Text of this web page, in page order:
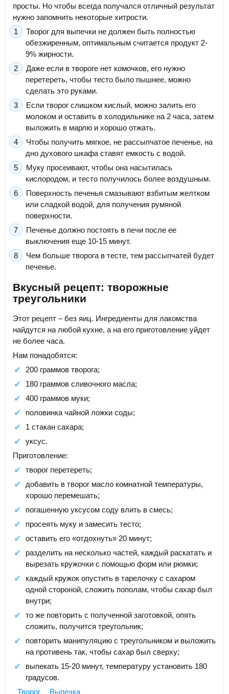
просты. Но чтобы всегда получался отличный результат
нужно запомнить некоторые хитрости.
Творог для выпечки не должен быть полностью
обезжиренным, оптимальным считается продукт 2-
9% жирности.
Даже если в твороге нет комочков, его нужно
перетереть, чтобы тесто было пышнее, можно
сделать это руками.
Если творог слишком кислый, можно залить его
молоком и оставить в холодильнике на 2 часа, затем
выложить в марлю и хорошо отжать.
Чтобы получить мягкое, не рассыпчатое печенье, на
дно духового шкафа ставят емкость с водой.
Муку просеивают, чтобы она насытилась
кислородом, и тесто получилось более воздушным.
Поверхность печенья смазывают взбитым желтком
или сладкой водой, для получения румяной
поверхности.
Печенье должно постоять в печи после ее
выключения еще 10-15 минут.
Чем больше творога в тесте, тем рассыпчатей будет
печенье.
Вкусный рецепт: творожные
треугольники
Этот рецепт – без яиц. Ингредиенты для лакомства
найдутся на любой кухне, а на его приготовление уйдет
не более часа.
Нам понадобятся:
200 граммов творога;
180 граммов сливочного масла;
400 граммов муки;
половинка чайной ложки соды;
1 стакан сахара;
уксус.
Приготовление:
творог перетереть;
добавить в творог масло комнатной температуры,
хорошо перемешать;
погашенную уксусом соду влить в смесь;
просеять муку и замесить тесто;
оставить его «отдохнуть» 20 минут;
разделить на несколько частей, каждый раскатать и
вырезать кружочки с помощью форм или рюмки;
каждый кружок опустить в тарелочку с сахаром
одной стороной, сложить пополам, чтобы сахар был
внутри;
то же повторить с полученной заготовкой, опять
сложить, получится треугольник;
повторить манипуляцию с треугольником и выложить
на противень так, чтобы сахар был сверху;
выпекать 15-20 минут, температуру установить 180
градусов.
Творог
Выпечка